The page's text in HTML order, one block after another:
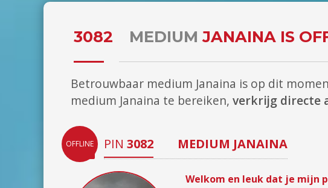
3082 MEDIUMJANAINA IS
Betrouwbaar medium Janaina is op dit
medium Janaina te bereiken, verkrijg directe
OFFLINE PIN 3082 MEDIUM JANAINA
Welkom en leuk dat je mijn